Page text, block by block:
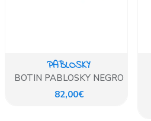
PABLOSKY
BOTIN PABLOSKY NEGRO
82,00€